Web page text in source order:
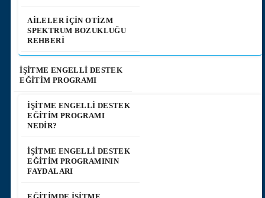
AILELER İÇIN OTIZM
SPEKTRUM BOZUKLUĞU
REHBERI
İŞİTME ENGELLİ DESTEK
EĞİTİM PROGRAMI
İŞITME ENGELLI DESTEK
EĞITIM PROGRAMI
NEDIR?
İŞITME ENGELLI DESTEK
EĞITIM PROGRAMININ
FAYDALARI